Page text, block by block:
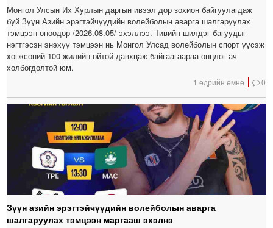
Монгол Улсын Их Хурлын даргын ивээл дор зохион байгуулагдаж
буй Зүүн Азийн эрэгтэйчүүдийн волейболын аварга шалгаруулах
тэмцээн өнөөдөр /2026.08.05/ эхэллээ. Тивийн шилдэг багуудыг
нэгтгэсэн энэхүү тэмцээн нь Монгол Улсад волейболын спорт үүсэж
хөгжсөний 100 жилийн ойтой давхцаж байгаагаараа онцлог ач
холбогдолтой юм.
1 өдрийн өмнө 0
Зүүн азийн эрэгтэйчүүдийн волейболын аварга
шалгаруулах тэмцээн маргааш эхэлнэ